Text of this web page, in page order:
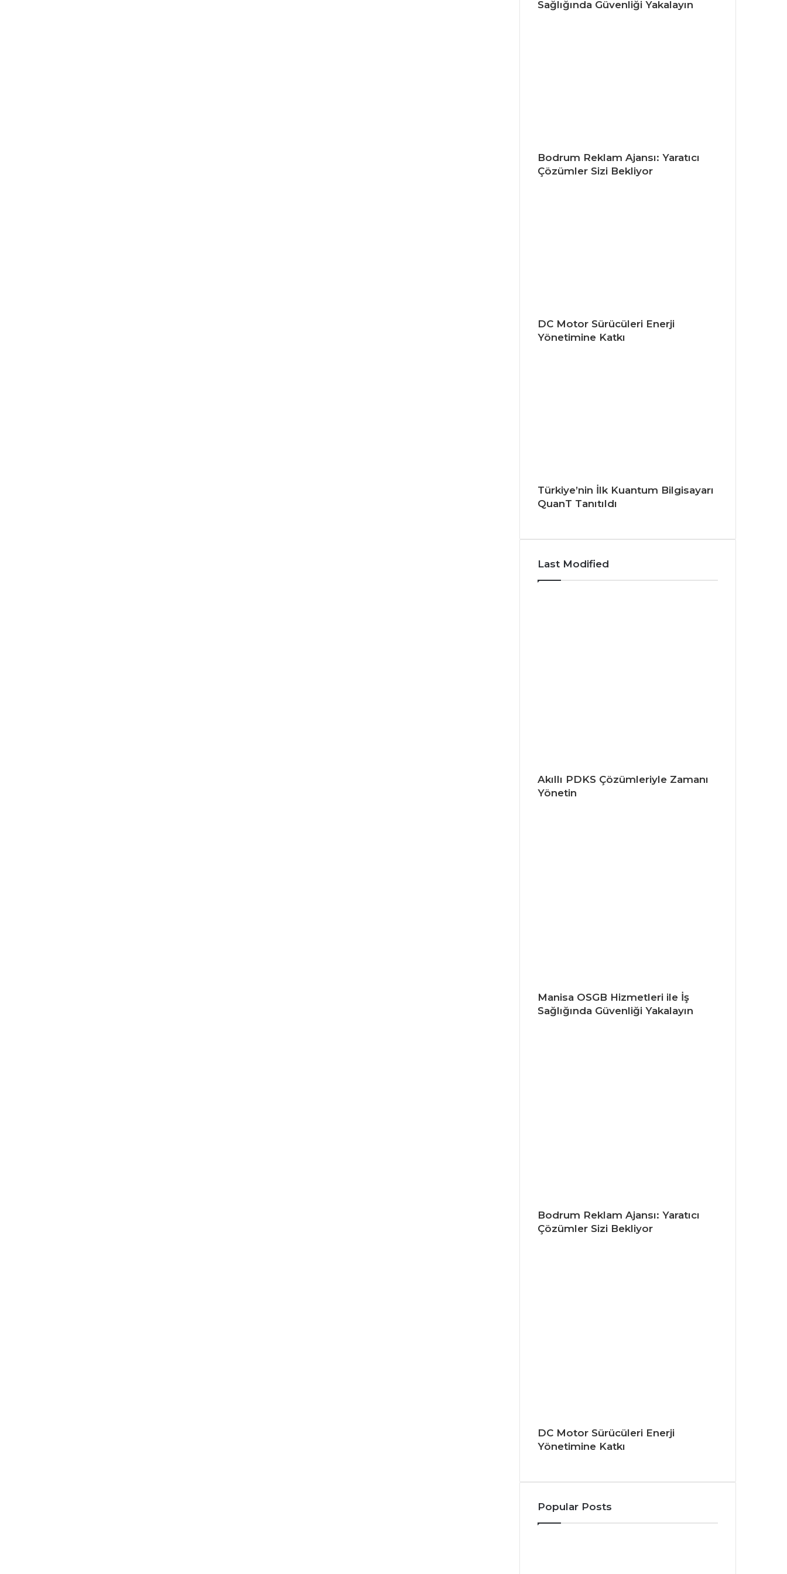
Sağlığında Güvenliği Yakalayın
Bodrum Reklam Ajansı: Yaratıcı
Çözümler Sizi Bekliyor
DC Motor Sürücüleri Enerji
Yönetimine Katkı
Türkiye’nin İlk Kuantum Bilgisayarı
QuanT Tanıtıldı
Last Modified
Akıllı PDKS Çözümleriyle Zamanı
Yönetin
Manisa OSGB Hizmetleri ile İş
Sağlığında Güvenliği Yakalayın
Bodrum Reklam Ajansı: Yaratıcı
Çözümler Sizi Bekliyor
DC Motor Sürücüleri Enerji
Yönetimine Katkı
Popular Posts